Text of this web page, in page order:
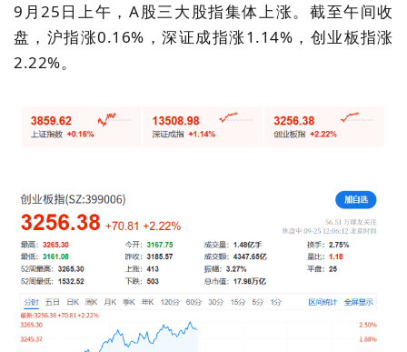
9 月25日上午， A股三大股指集体上涨。截至午间收
盘，沪指涨0.16% ，深证成指涨1.14% ，创业板指涨
2.22%。